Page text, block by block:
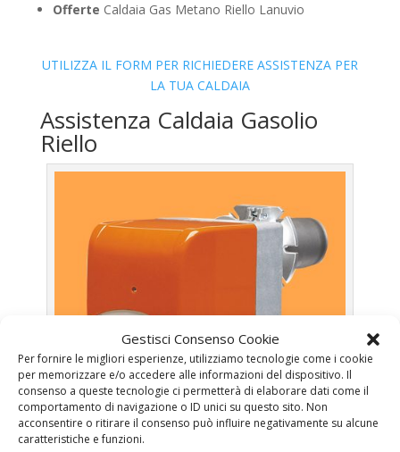
Gestisci Consenso Cookie
Per fornire le migliori esperienze, utilizziamo tecnologie come i cookie
per memorizzare e/o accedere alle informazioni del dispositivo. Il
consenso a queste tecnologie ci permetterà di elaborare dati come il
comportamento di navigazione o ID unici su questo sito. Non
acconsentire o ritirare il consenso può influire negativamente su alcune
caratteristiche e funzioni.
Offerte Caldaia Gas Metano Riello Lanuvio
UTILIZZA IL FORM PER RICHIEDERE ASSISTENZA PER
LA TUA CALDAIA
Assistenza Caldaia Gasolio
Riello